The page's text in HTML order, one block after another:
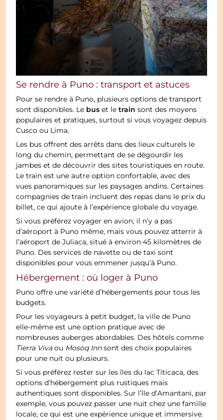
Se rendre à Puno : transport et astuces
Pour se rendre à Puno, plusieurs options de transport
sont disponibles. Le bus et letrain sont des moyens
populaires et pratiques, surtout si vous voyagez depuis
Cusco ou Lima.
Les bus offrent des arrêts dans des lieux culturels le
long du chemin, permettant de se dégourdir les
jambes et de découvrir des sites touristiques en route.
Le train est une autre option confortable, avec des
vues panoramiques sur les paysages andins. Certaines
compagnies de train incluent des repas dans le prix du
billet, ce qui ajoute à l’expérience globale du voyage.
Si vous préférez voyager en avion, il n’y a pas
d’aéroport à Puno même, mais vous pouvez atterrir à
l’aéroport de Juliaca, situé à environ 45 kilomètres de
Puno. Des services de navette ou de taxi sont
disponibles pour vous emmener jusqu’à Puno.
Hébergement : où loger à Puno
Puno offre une variété d’hébergements pour tous les
budgets.
Pour les voyageurs à petit budget, la ville de Puno
elle-même est une option pratique avec de
nombreuses auberges abordables. Des hôtels comme
Tierra Vivaou Mosoq Innsont des choix populaires
pour une nuit ou plusieurs.
Si vous préférez rester sur les îles du lac Titicaca, des
options d’hébergement plus rustiques mais
authentiques sont disponibles. Sur l’île d’Amantani, par
exemple, vous pouvez passer une nuit chez une famille
locale, ce qui est une expérience unique et immersive.